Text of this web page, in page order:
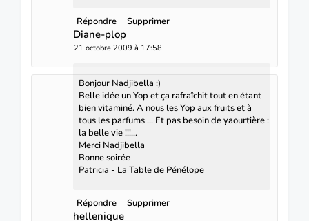
Répondre Supprimer
Diane-plop
21 octobre 2009 à 17:58
Bonjour Nadjibella :)
Belle idée un Yop et ça rafraîchit tout en étant
bien vitaminé. A nous les Yop aux fruits et à
tous les parfums ... Et pas besoin de yaourtière :
la belle vie !!!...
Merci Nadjibella
Bonne soirée
Patricia - La Table de Pénélope
Répondre Supprimer
hellenique